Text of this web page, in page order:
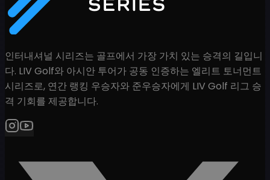
인터내셔널 시리즈는 골프에서 가장 가치 있는 승격의 길입니
다. LIV Golf와 아시안 투어가 공동 인증하는 엘리트 토너먼트
시리즈로, 연간 랭킹 우승자와 준우승자에게 LIV Golf 리그 승
격 기회를 제공합니다.